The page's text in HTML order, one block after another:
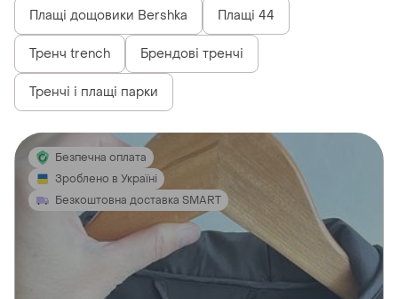
Плащі дощовики Bershka Плащі 44
Тренч trench Брендові тренчі
Тренчі і плащі парки
Безпечна оплата
Зроблено в Україні
Безкоштовна доставка SMART